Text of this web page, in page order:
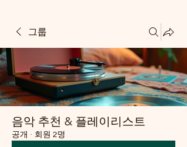
그룹
음악 추천 & 플레이리스트
공개 · 회원 2명